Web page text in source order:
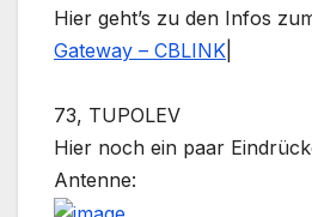
Hier geht’s zu den Infos zum
Gateway – CBLINK
73, TUPOLEV
Hier noch ein paar
Antenne: